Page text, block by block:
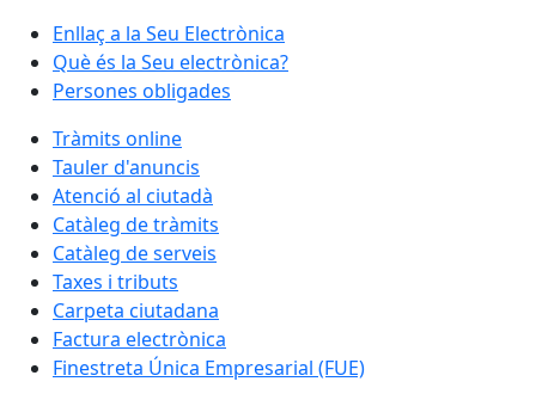
Enllaç a la Seu Electrònica
Què és la Seu electrònica?
Persones obligades
Tràmits online
Tauler d'anuncis
Atenció al ciutadà
Catàleg de tràmits
Catàleg de serveis
Taxes i tributs
Carpeta ciutadana
Factura electrònica
Finestreta Única Empresarial (FUE)